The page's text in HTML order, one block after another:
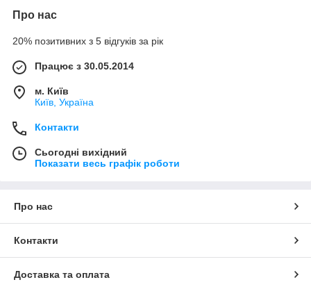
Про нас
20% позитивних з 5 відгуків за рік
Працює з 30.05.2014
м. Київ
Київ, Україна
Контакти
Сьогодні вихідний
Показати весь графік роботи
Про нас
Контакти
Доставка та оплата